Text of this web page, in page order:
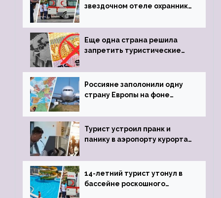
звездочном отеле охранник
пистолета
Еще одна страна решила
запретить туристические
Россияне заполонили одну
страну Европы на фоне
виз
Турист устроил пранк и
панику в аэропорту курорта,
задержке рейса
14-летний турист утонул в
бассейне роскошного